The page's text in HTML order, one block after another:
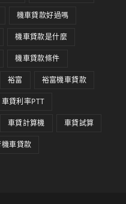
機車貸款好過嗎
機車貸款是什麼
機車貸款條件
裕富 裕富機車貸款
車貸利率PTT
車貸計算機 車貸試算
車貸款